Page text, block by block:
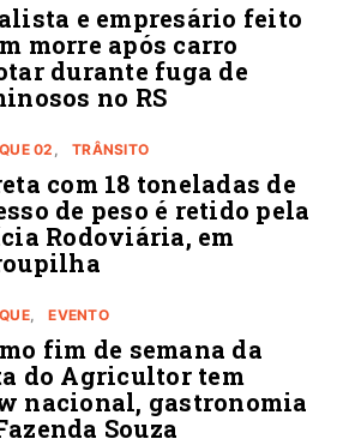
e empresário feito
morre após carro
durante fuga de
no RS
02 TRÂNSITO
com 18 toneladas de
de peso é retido pela
Rodoviária, em
EVENTO
fim de semana da
do Agricultor tem
nacional, gastronomia
Souza